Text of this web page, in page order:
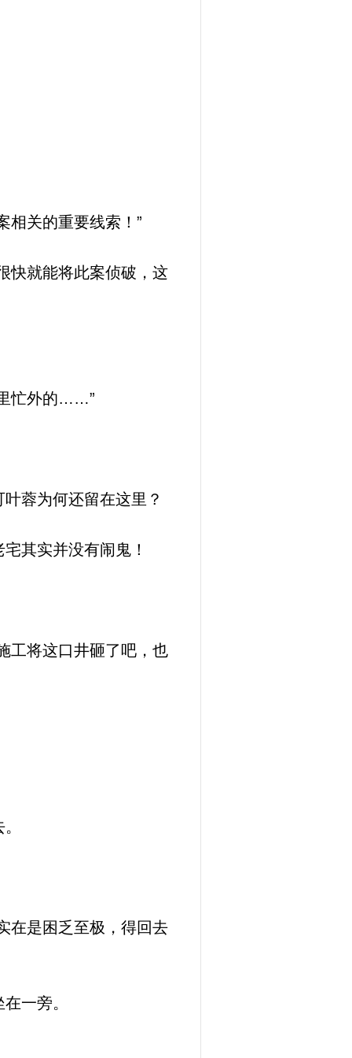
关的重要线索！”
快就能将此案侦破，这
忙外的……”
蓉为何还留在这里？
其实并没有闹鬼！
工将这口井砸了吧，也
在是困乏至极，得回去
一旁。